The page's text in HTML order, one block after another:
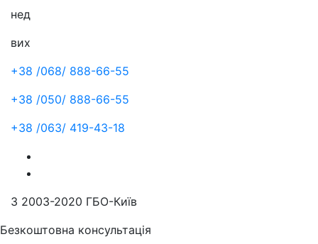
нед
вих
+38 /068/ 888-66-55
+38 /050/ 888-66-55
+38 /063/ 419-43-18
З 2003-2020 ГБО-Київ
Безкоштовна консультація